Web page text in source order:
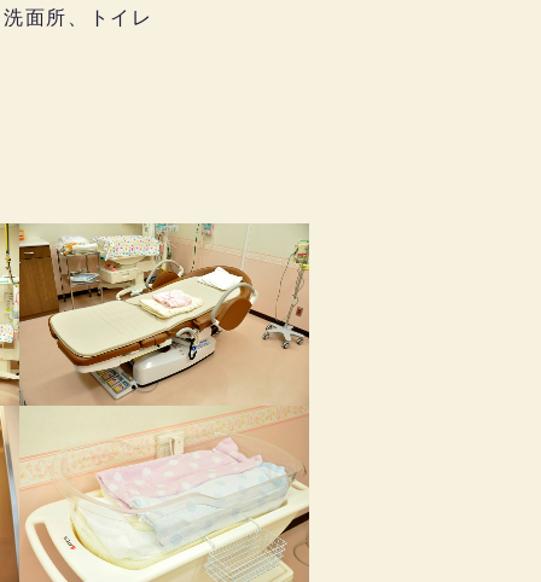
面所、トイレ